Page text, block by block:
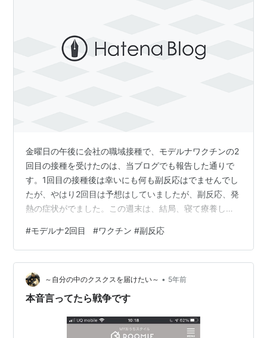
金曜日の午後に会社の職域接種で、モデルナワクチンの2
回目の接種を受けたのは、当ブログでも報告した通りで
す。1回目の接種後は幸いにも何も副反応はでませんでし
たが、やはり2回目は予想はしていましたが、副反応、発
熱の症状がでました。この週末は、結局、寝て療養して
時にワクチン接種、当日、会社は休みをとっていたの
で、接種後は直ぐに帰宅。 体温：数時間おきに測定して
いましたが、通常の私の平熱、36.3度で特に問題はな
し。 痛み：夕方位から、接種箇所の左肩に痛みを感じる
ようになる。1回目の接種後と同じ。 体調：特に問題はな
#モデルナ2回目 #ワクチン #副反応
～自分の中のクスクスを届けたい～ • 5年前
本音言ってたら戦争です